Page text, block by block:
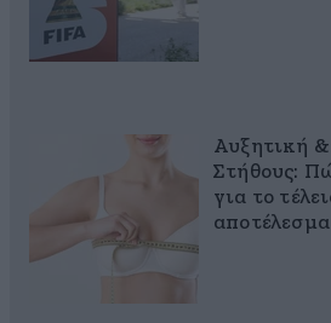
Αυξητική
Στήθους:
για το
αποτέλεσμα